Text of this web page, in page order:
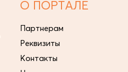
О ПОРТАЛЕ
Партнерам
Реквизиты
Контакты